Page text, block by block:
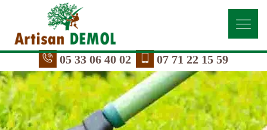
05 33 06 40 02 07 71 22 15 59